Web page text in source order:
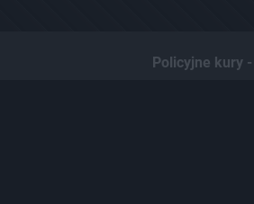
Policyjne kury -